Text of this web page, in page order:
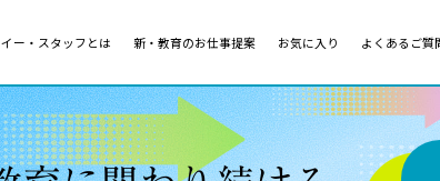
専任教諭
常勤講師
教育関
教員
イー・スタッフとは 新・教育のお仕事提案 お気に入り よくあるご質